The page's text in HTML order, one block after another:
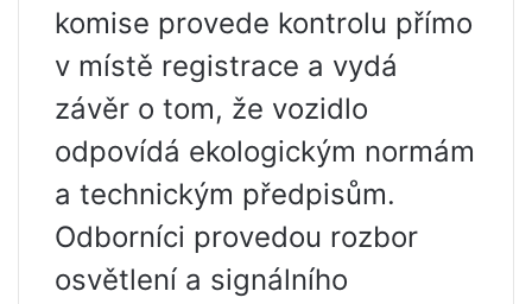
komise provede kontrolu přímo
v místě registrace a vydá
závěr o tom, že vozidlo
odpovídá ekologickým normám
a technickým předpisům.
Odborníci provedou rozbor
osvětlení a signálního